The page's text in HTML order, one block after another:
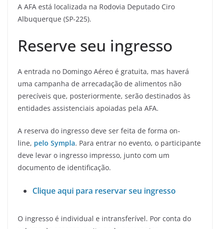
A AFA está localizada na Rodovia Deputado Ciro
Albuquerque (SP-225).
Reserve seu ingresso
A entrada no Domingo Aéreo é gratuita, mas haverá
uma campanha de arrecadação de alimentos não
perecíveis que, posteriormente, serão destinados às
entidades assistenciais apoiadas pela AFA.
A reserva do ingresso deve ser feita de forma on-
line, pelo Sympla. Para entrar no evento, o participante
deve levar o ingresso impresso, junto com um
documento de identificação.
Clique aqui para reservar seu ingresso
O ingresso é individual e intransferível. Por conta do